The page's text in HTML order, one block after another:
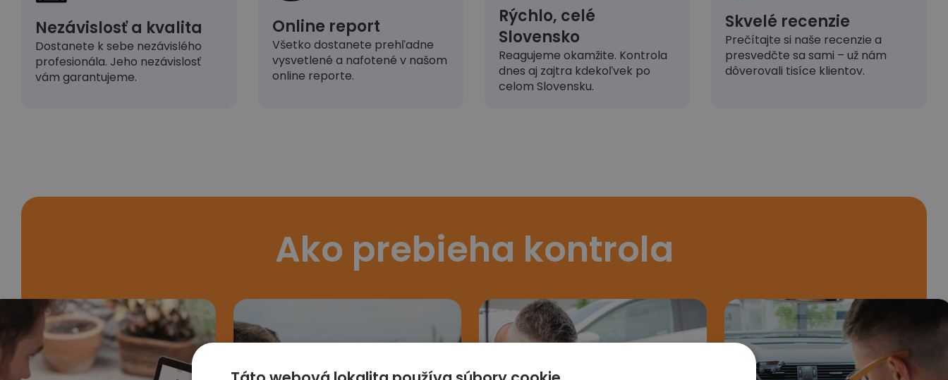
Nezávislosť a kvalita
Dostanete k sebe nezávislého
profesionála. Jeho nezávislosť
vám garantujeme.
Online report
Všetko dostanete prehľadne
vysvetlené a nafotené v našom
online reporte.
Rýchlo, celé
Slovensko
Reagujeme okamžite. Kontrola
dnes aj zajtra kdekoľvek po
celom Slovensku.
Skvelé recenzie
Prečítajte si naše recenzie a
presvedčte sa sami – už nám
dôverovali tisíce klientov.
Ako prebieha kontrola